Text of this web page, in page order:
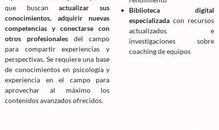
que buscanactualizar sus
conocimientos, adquirir nuevas
competencias y conectarse con
otros profesionales del campo
para compartir experiencias y
perspectivas. Se requiere una base
de conocimientos en psicología y
experiencia en el campo para
aprovechar al máximo los
contenidos avanzados ofrecidos.
Biblioteca digital
especializada con recursos
actualizados e
investigaciones sobre
coaching de equipos